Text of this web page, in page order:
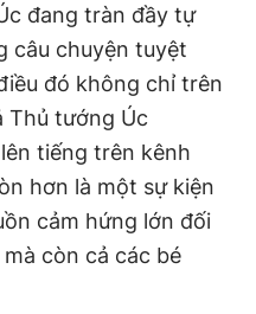
đang tràn đầy tự
câu chuyện tuyệt
đó không chỉ trên
Thủ tướng Úc
tiếng trên kênh
hơn là một sự kiện
cảm hứng lớn đối
còn cả các bé